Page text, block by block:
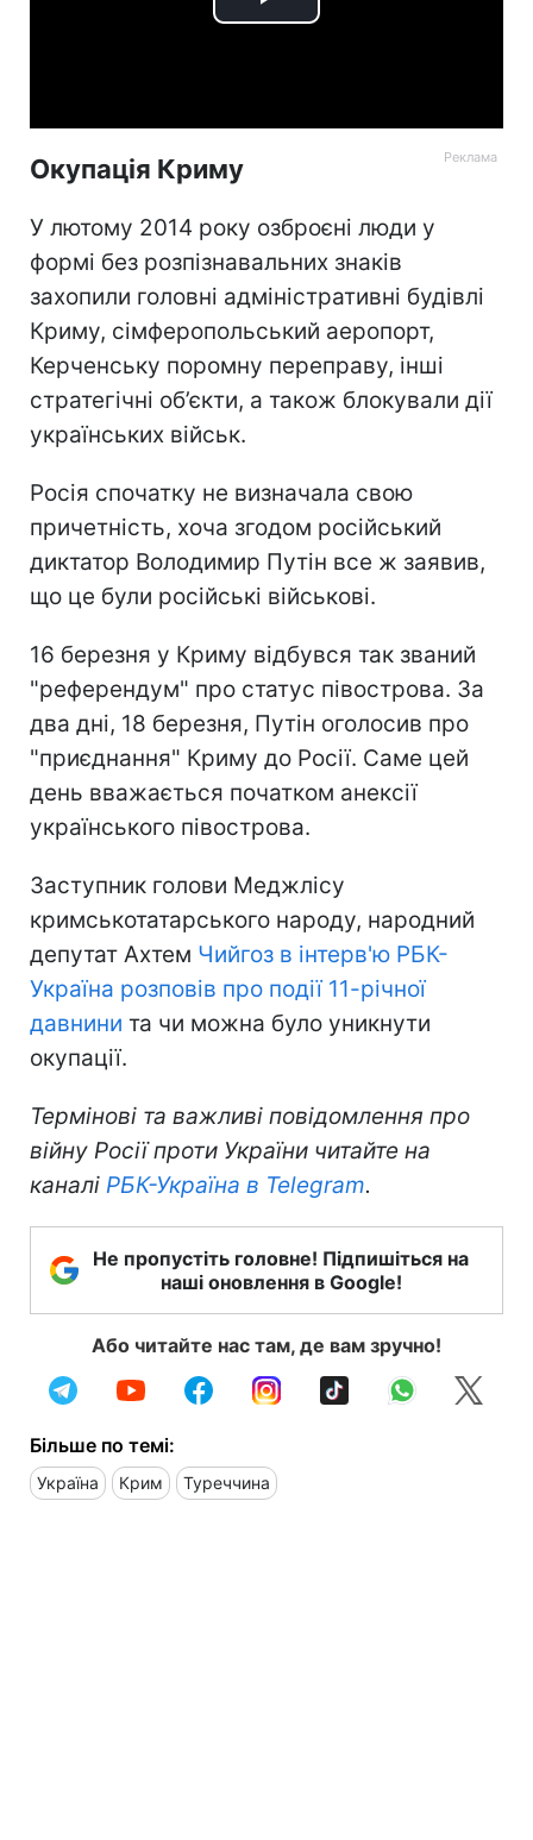
Play
Окупація Криму
У лютому 2014 року озброєні люди у
формі без розпізнавальних знаків
захопили головні адміністративні будівлі
Криму, сімферопольський аеропорт,
Керченську поромну переправу, інші
стратегічні об’єкти, а також блокували дії
українських військ.
Росія спочатку не визначала свою
причетність, хоча згодом російський
диктатор Володимир Путін все ж заявив,
що це були російські військові.
16 березня у Криму відбувся так званий
"референдум" про статус півострова. За
два дні, 18 березня, Путін оголосив про
"приєднання" Криму до Росії. Саме цей
день вважається початком анексії
українського півострова.
Заступник голови Меджлісу
кримськотатарського народу, народний
депутат Ахтем Чийгоз в інтерв'ю РБК-
Україна розповів про події 11-річної
давнини та чи можна було уникнути
окупації.
Термінові та важливі повідомлення про
війну Росії проти України читайте на
каналі РБК-Україна в Telegram.
Не пропустіть головне! Підпишіться на
наші оновлення в Google!
Або читайте нас там, де вам зручно!
Більше по темі:
Україна Крим Туреччина